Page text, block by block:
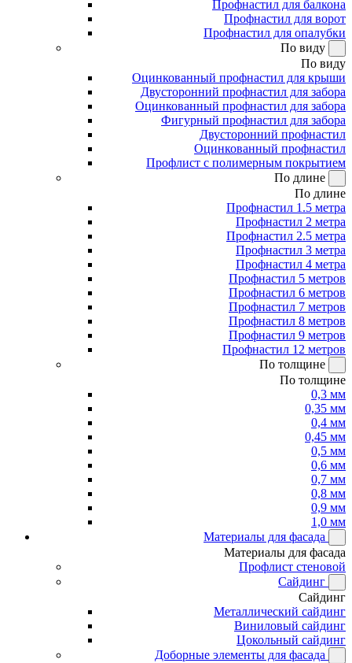
Профнастил для балкона
Профнастил для ворот
Профнастил для опалубки
По виду
По виду
Оцинкованный профнастил для крыши
Двусторонний профнастил для забора
Оцинкованный профнастил для забора
Фигурный профнастил для забора
Двусторонний профнастил
Оцинкованный профнастил
Профлист с полимерным покрытием
По длине
По длине
Профнастил 1.5 метра
Профнастил 2 метра
Профнастил 2.5 метра
Профнастил 3 метра
Профнастил 4 метра
Профнастил 5 метров
Профнастил 6 метров
Профнастил 7 метров
Профнастил 8 метров
Профнастил 9 метров
Профнастил 12 метров
По толщине
По толщине
0,3 мм
0,35 мм
0,4 мм
0,45 мм
0,5 мм
0,6 мм
0,7 мм
0,8 мм
0,9 мм
1,0 мм
Материалы для фасада
Материалы для фасада
Профлист стеновой
Сайдинг
Сайдинг
Металлический сайдинг
Виниловый сайдинг
Цокольный сайдинг
Доборные элементы для фасада